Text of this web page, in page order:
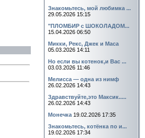
Знакомьтесь, мой любимка ...
29.05.2026 15:15
"ПЛОМБИР с ШОКОЛАДОМ...
15.04.2026 06:50
Микки, Рекс, Джек и Маса
05.03.2026 14:11
Но если вы котенок,и Вас ...
03.03.2026 11:46
Мелисса — одна из нимф
26.02.2026 14:43
Здравствуйте,это Максик.....
26.02.2026 14:43
Монечка 19.02.2026 17:35
Знакомьтесь, котёнка по и...
19.02.2026 17:34